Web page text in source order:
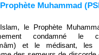
Muhammad
le Prophète
condamné le
et le médisant, les